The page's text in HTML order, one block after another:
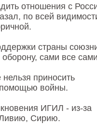
отношения с
по всей
страны
оборону, сами все
приносить
войны.
ИГИЛ - из-за
Сирию.